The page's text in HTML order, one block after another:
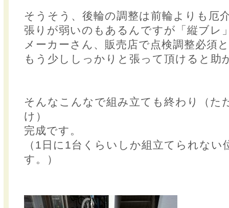
そうそう、後輪の調整は前輪よりも厄
張りが弱いのもあるんですが「縦ブレ
メーカーさん、販売店で点検調整必須
もう少ししっかりと張って頂けると助
そんなこんなで組み立ても終わり（た
け）
完成です。
（1日に1台くらいしか組立てられない
す。）